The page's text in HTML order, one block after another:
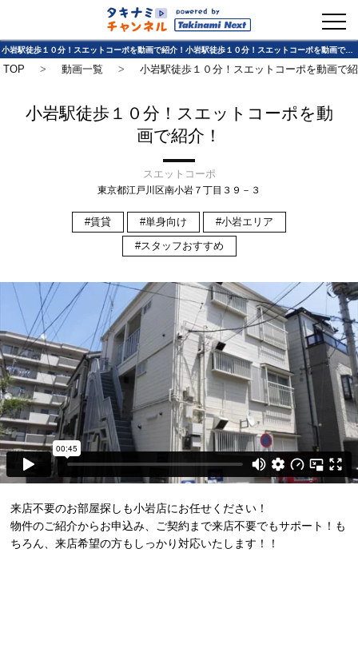
小岩駅徒歩１０分！スエットコーポを動画で紹介！小岩駅徒歩１０分！スエットコーポを動画で紹介！ スエットコーポ｜タキナミチャンネル
お問い合わせ
TOP 動画一覧 小岩駅徒歩１０分！スエットコーポを動画で
小岩駅徒歩１０分！スエットコーポを動
画で紹介！
スエットコーポ
東京都江戸川区南小岩７丁目３９－３
賃貸 単身向け
小岩エリア
スタッフおすすめ
来店不要のお部屋探しも小岩店にお任せください！
物件のご紹介からお申込み、ご契約まで来店不要でもサポート！も
ちろん、来店希望の方もしっかり対応いたします！！